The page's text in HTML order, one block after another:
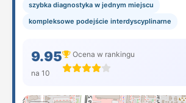
szybka diagnostyka w jednym miejscu
kompleksowe podejście interdyscyplinarne
9.95
na 10
Ocena w rankingu